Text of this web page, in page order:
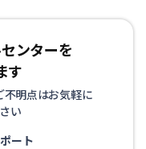
ンターを
す
不明点はお気軽に
い
ート